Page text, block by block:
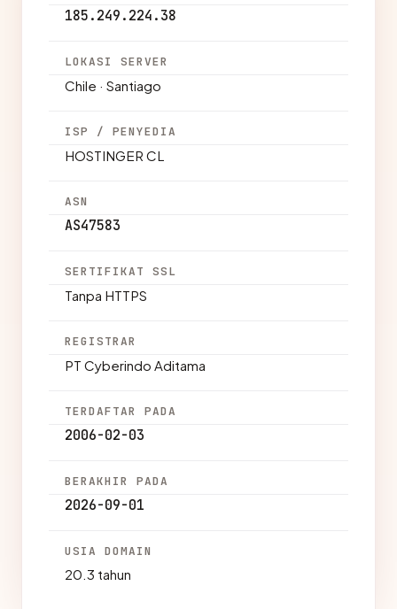
185.249.224.38
LOKASI SERVER
Chile · Santiago
ISP / PENYEDIA
HOSTINGER CL
ASN
AS47583
SERTIFIKAT SSL
Tanpa HTTPS
REGISTRAR
PT Cyberindo Aditama
TERDAFTAR PADA
2006-02-03
BERAKHIR PADA
2026-09-01
USIA DOMAIN
20.3 tahun